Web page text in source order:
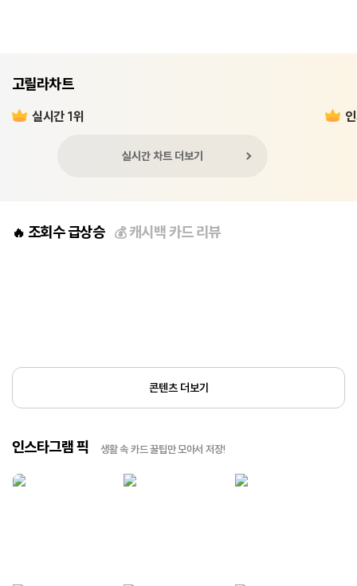
고릴라차트
실시간 1위
실시간 차트 더보기
🔥 조회수 급상승 💰캐시백 카드 리뷰
콘텐츠 더보기
인스타그램 픽 생활 속 카드 꿀팁만 모아서 저장!